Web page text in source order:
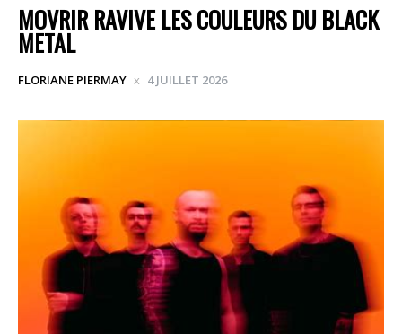
MOVRIR RAVIVE LES COULEURS DU BLACK
METAL
FLORIANE PIERMAY 4 JUILLET 2026